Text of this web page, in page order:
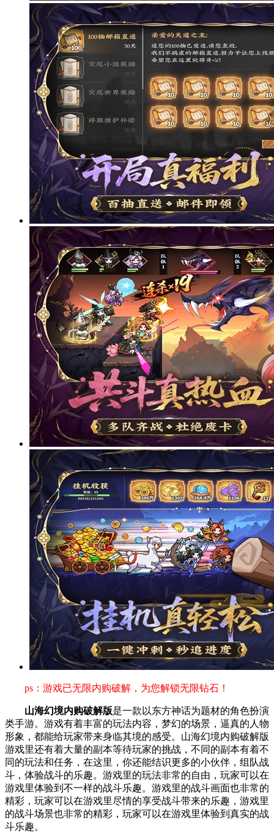
ps：游戏已无限内购破解，为您解锁无限钻石！
山海幻境内购破解版是一款以东方神话为题材的角色扮演
类手游。游戏有着丰富的玩法内容，梦幻的场景，逼真的人物
形象，都能给玩家带来身临其境的感受。山海幻境内购破解版
游戏里还有着大量的副本等待玩家的挑战，不同的副本有着不
同的玩法和任务，在这里，你还能结识更多的小伙伴，组队战
斗，体验战斗的乐趣。游戏里的玩法非常的自由，玩家可以在
游戏里体验到不一样的战斗乐趣。游戏里的战斗画面也非常的
精彩，玩家可以在游戏里尽情的享受战斗带来的乐趣，游戏里
的战斗场景也非常的精彩，玩家可以在游戏里体验到真实的战
斗乐趣。